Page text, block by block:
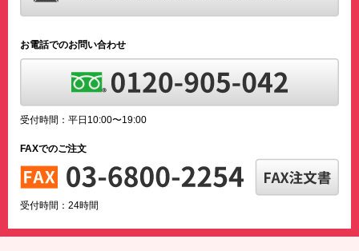
お電話でのお問い合わせ
受付時間：平日10:00〜19:00
FAXでのご注文
受付時間：24時間